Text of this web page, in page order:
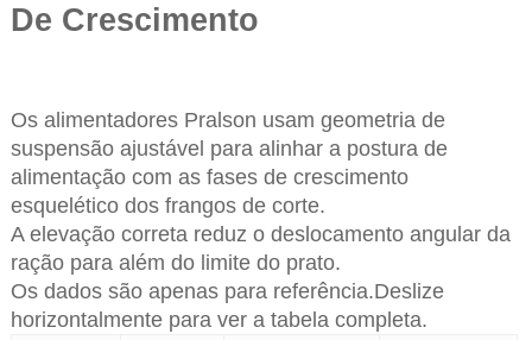
De Crescimento
Os alimentadores Pralson usam geometria de
suspensão ajustável para alinhar a postura de
alimentação com as fases de crescimento
esquelético dos frangos de corte.
A elevação correta reduz o deslocamento angular da
ração para além do limite do prato.
Os dados são apenas para referência.Deslize
horizontalmente para ver a tabela completa.